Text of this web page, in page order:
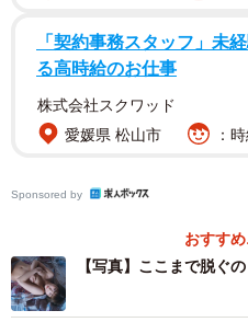
しい技の数々、そして小柄
を集め、「Actwres girl'Z」初
「PURE-J女子プロレス」第
レスリング王座、「アイス
ム」にも参戦するなど活躍の
「契約事務スタッフ」未
る高時給のお仕事
株式会社スクワッド
愛媛県 松山市
：
Sponsored by
おすす
【写真】ここまで脱ぐ